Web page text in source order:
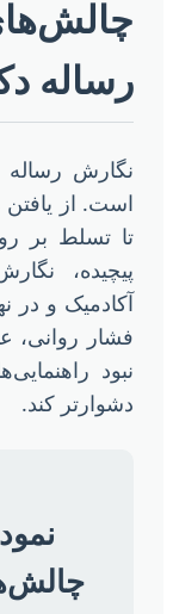
رساله
از یافتن
تسلط بر
نگارش
و در
روانی، عدم
کند.